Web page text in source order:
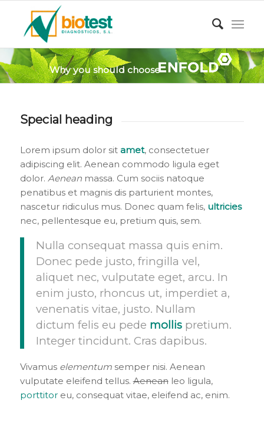
Why you should choose
Special heading
Lorem ipsum dolor sit amet, consectetuer
adipiscing elit. Aenean commodo ligula eget
dolor. Aeneanmassa. Cum sociis natoque
penatibus et magnis dis parturient montes,
nascetur ridiculus mus. Donec quam felis, ultricies
nec, pellentesque eu, pretium quis, sem.
Nulla consequat massa quis enim.
Donec pede justo, fringilla vel,
aliquet nec, vulputate eget, arcu. In
enim justo, rhoncus ut, imperdiet a,
venenatis vitae, justo. Nullam
dictum felis eu pede mollispretium.
Integer tincidunt. Cras dapibus.
Vivamus elementumsemper nisi. Aenean
vulputate eleifend tellus.Aeneanleo ligula,
porttitoreu, consequat vitae, eleifend ac, enim.